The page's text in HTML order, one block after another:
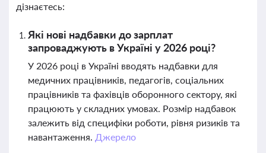
дізнаєтесь:
Які нові надбавки до зарплат
запроваджують в Україні у 2026 році?
У 2026 році в Україні вводять надбавки для
медичних працівників, педагогів, соціальних
працівників та фахівців оборонного сектору, які
працюють у складних умовах. Розмір надбавок
залежить від специфіки роботи, рівня ризиків та
навантаження. Джерело